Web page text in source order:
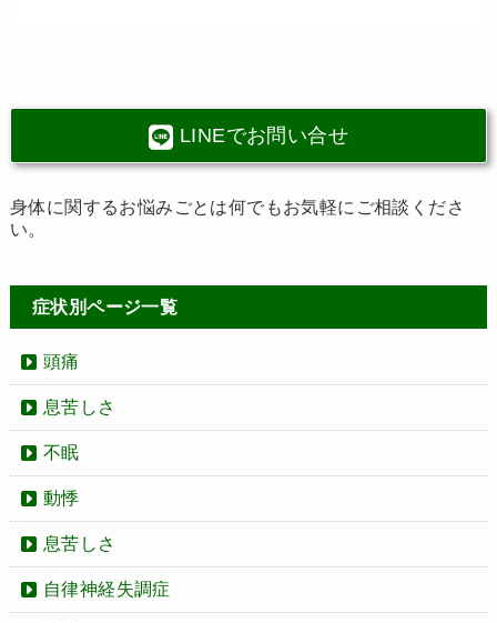
LINEでお問い合せ
身体に関するお悩みごとは何でもお気軽にご相談くださ
い。
症状別ページ一覧
頭痛
息苦しさ
不眠
動悸
息苦しさ
自律神経失調症